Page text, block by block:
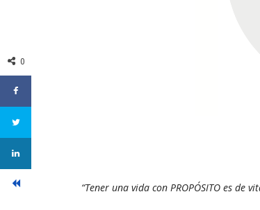
“Tener una vida con PROPÓSITO es
0